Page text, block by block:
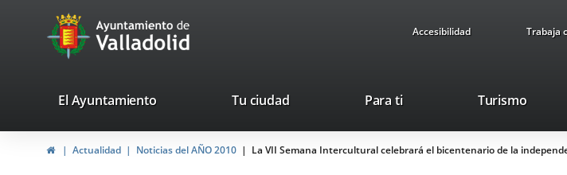
Portal
Web
Ayuntamiento
de
Accesibilidad Trabaja
valladolid.es
El Ayuntamiento Tu ciudad Para ti TurismoThis
will
open
HomeActualidad Noticias del AÑO 2010 La VII Semana Intercultural celebrará el bicentenario de la